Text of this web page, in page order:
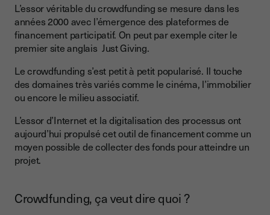
L’essor véritable du crowdfunding se mesure dans les
années 2000 avec l’émergence des plateformes de
financement participatif. On peut par exemple citer le
premier site anglais Just Giving.
Le crowdfunding s’est petit à petit popularisé. Il touche
des domaines très variés comme le cinéma, l’immobilier
ou encore le milieu associatif.
L’essor d’Internet et la digitalisation des processus ont
aujourd’hui propulsé cet outil de financement comme un
moyen possible de collecter des fonds pour atteindre un
projet.
Crowdfunding, ça veut dire quoi ?